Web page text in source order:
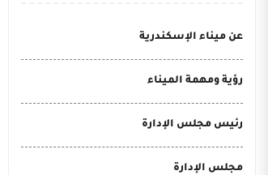
عن ميناء الإسكندرية
رؤية ومهمة الميناء
رئيس مجلس الإدارة
مجلس الإدارة